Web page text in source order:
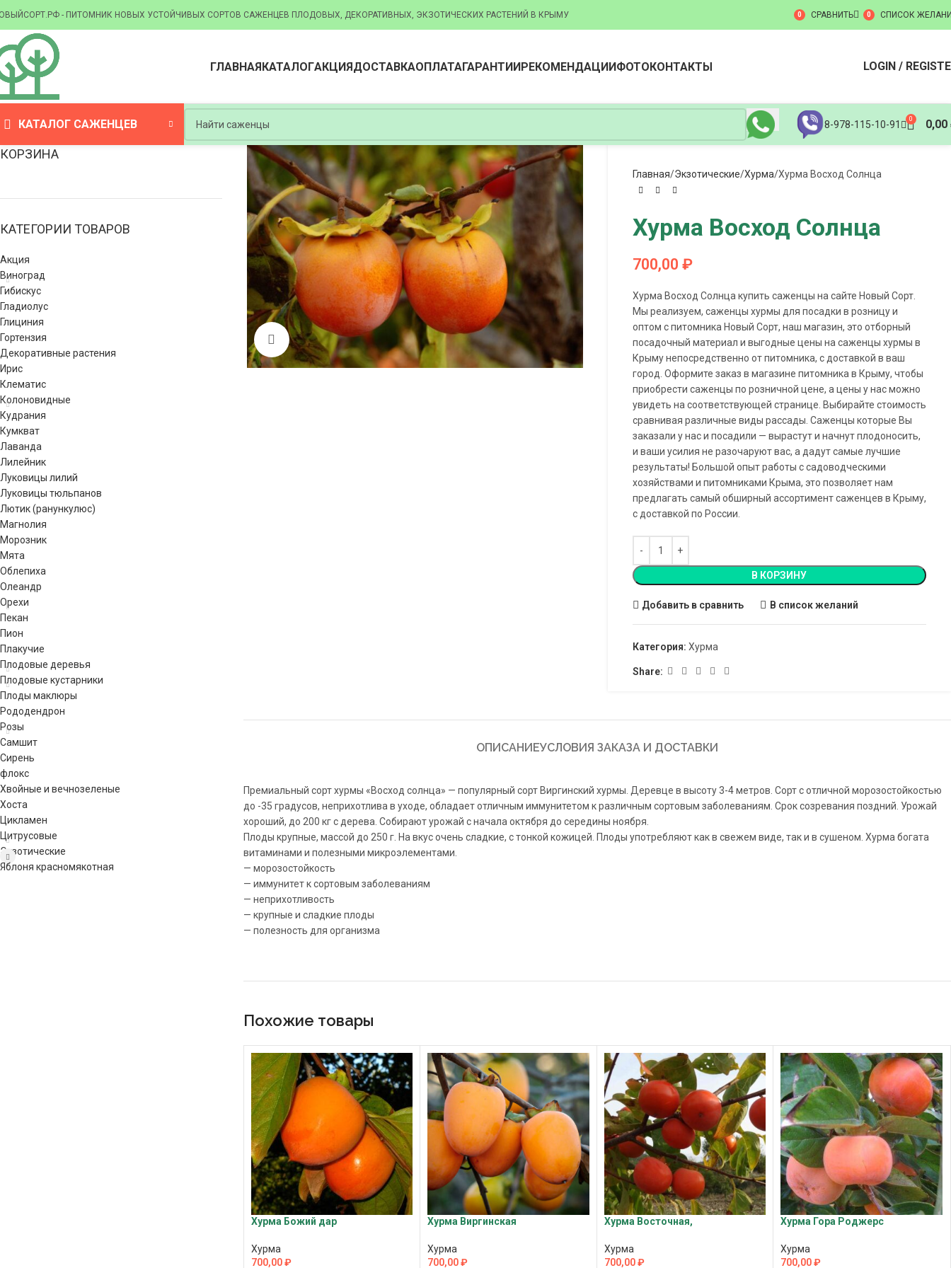
- ПИТОМНИК НОВЫХ УСТОЙЧИВЫХ СОРТОВ САЖЕНЦЕВ ПЛОДОВЫХ, ДЕКОРАТИВНЫХ, ЭКЗОТИЧЕСКИХ РАСТЕНИЙ В КРЫМУ 0 СРАВНИТЬ 0 СПИСОК
ГЛАВНАЯКАТАЛОГАКЦИЯДОСТАВКАОПЛАТАГАРАНТИИРЕКОМЕНДАЦИИФОТОКОНТАКТЫ LOGIN /
КАТАЛОГ САЖЕНЦЕВ 8-978-115-10-91 0 0,00
КОРЗИНА
КАТЕГОРИИ ТОВАРОВ
Акция
Виноград
Гибискус
Гладиолус
Глициния
Гортензия
Декоративные растения
Ирис
Клематис
Колоновидные
Кудрания
Кумкват
Лаванда
Лилейник
Луковицы лилий
Луковицы тюльпанов
Лютик (ранункулюс)
Магнолия
Морозник
Мята
Облепиха
Олеандр
Орехи
Пекан
Пион
Плакучие
Плодовые деревья
Плодовые кустарники
Плоды маклюры
Рододендрон
Розы
Самшит
Сирень
флокс
Хвойные и вечнозеленые
Хоста
Цикламен
Цитрусовые
Экзотические
Яблоня красномякотная
Click to enlarge
Главная Экзотические Хурма Хурма Восход Солнца
Хурма Восход Солнца
700,00 ₽
Хурма Восход Солнца купить саженцы на сайте Новый Сорт.
Мы реализуем, саженцы хурмы для посадки в розницу и
оптом с питомника Новый Сорт, наш магазин, это отборный
посадочный материал и выгодные цены на саженцы хурмы в
Крыму непосредственно от питомника, с доставкой в ваш
город. Оформите заказ в магазине питомника в Крыму, чтобы
приобрести саженцы по розничной цене, а цены у нас можно
увидеть на соответствующей странице. Выбирайте стоимость
сравнивая различные виды рассады. Саженцы которые Вы
заказали у нас и посадили — вырастут и начнут плодоносить,
и ваши усилия не разочаруют вас, а дадут самые лучшие
результаты! Большой опыт работы с садоводческими
хозяйствами и питомниками Крыма, это позволяет нам
предлагать самый обширный ассортимент саженцев в Крыму,
с доставкой по России.
В КОРЗИНУ
Добавить в сравнить В список желаний
Категория: Хурма
Share:
ОПИСАНИЕУСЛОВИЯ ЗАКАЗА И ДОСТАВКИ
Премиальный сорт хурмы «Восход солнца» — популярный сорт Виргинский хурмы. Деревце в высоту 3-4 метров. Сорт с отличной морозостойкостью
до -35 градусов, неприхотлива в уходе, обладает отличным иммунитетом к различным сортовым заболеваниям. Срок созревания поздний. Урожай
хороший, до 200 кг с дерева. Собирают урожай с начала октября до середины ноября.
Плоды крупные, массой до 250 г. На вкус очень сладкие, с тонкой кожицей. Плоды употребляют как в свежем виде, так и в сушеном. Хурма богата
витаминами и полезными микроэлементами.
— морозостойкость
— иммунитет к сортовым заболеваниям
— неприхотливость
— крупные и сладкие плоды
— полезность для организма
Похожие товары
Хурма Божий дар
Хурма
700,00₽
Хурма Виргинская
Хурма
700,00₽
Хурма Восточная,
Хурма
700,00₽
Хурма Гора Роджерс
Хурма
700,00₽